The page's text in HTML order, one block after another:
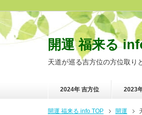
開運 福来る
天道が巡る吉方位の方位取り
2024年 吉方位 2023
開運 福来る info TOP 開運